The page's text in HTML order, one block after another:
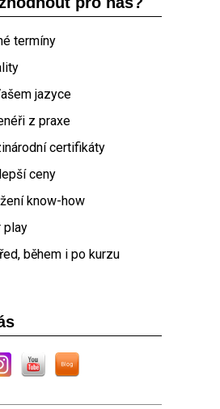
termíny
jazyce
z praxe
certifikáty
ceny
know-how
play
během i po kurzu